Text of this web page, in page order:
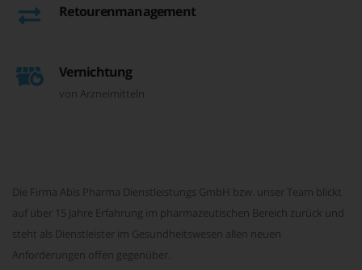
Retourenmanagement
Vernichtung
von Arzneimitteln
Die Firma Abis Pharma Dienstleistungs GmbH bzw. unser Team blickt
auf über 15 Jahre Erfahrung im pharmazeutischen Bereich zurück und
steht als Dienstleister im Gesundheitswesen allen neuen
Anforderungen offen gegenüber.